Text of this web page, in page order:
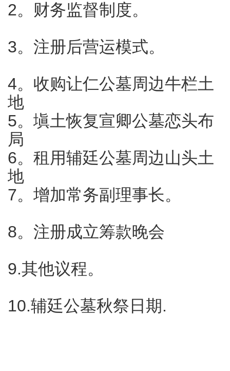
2。财务监督制度。
3。注册后营运模式。
4。收购让仁公墓周边牛栏土
地
5。塡土恢复宣卿公墓恋头布
局
6。租用辅廷公墓周边山头土
地
7。增加常务副理事长。
8。注册成立筹款晚会
9.其他议程。
10.辅廷公墓秋祭日期.